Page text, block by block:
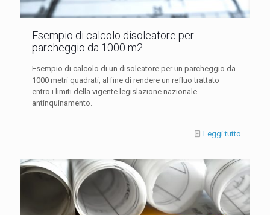
Esempio di calcolo disoleatore per
parcheggio da 1000 m2
Esempio di calcolo di un disoleatore per un parcheggio da
1000 metri quadrati, al fine di rendere un refluo trattato
entro i limiti della vigente legislazione nazionale
antinquinamento.
Leggi tutto